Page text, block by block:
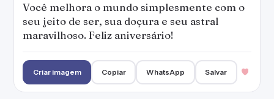
Você melhora o mundo simplesmente com o
seu jeito de ser, sua doçura e seu astral
maravilhoso. Feliz aniversário!
Criar imagem Copiar WhatsApp Salvar